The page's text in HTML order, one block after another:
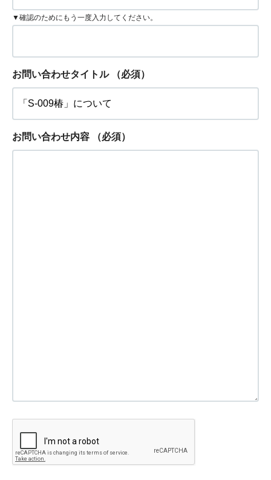
▼確認のためにもう一度入力してください。
お問い合わせタイトル （必須）
お問い合わせ内容 （必須）